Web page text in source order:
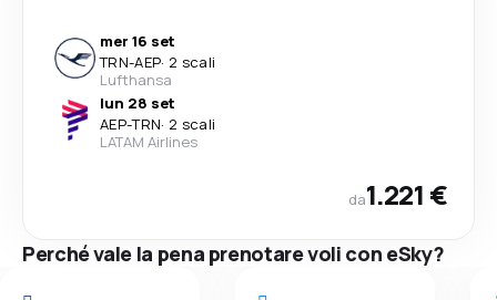
mer 16 set
TRN-AEP· 2 scali
Lufthansa
lun 28 set
AEP-TRN· 2 scali
LATAM Airlines
da1.221 €
Perché vale la pena prenotare voli con eSky?